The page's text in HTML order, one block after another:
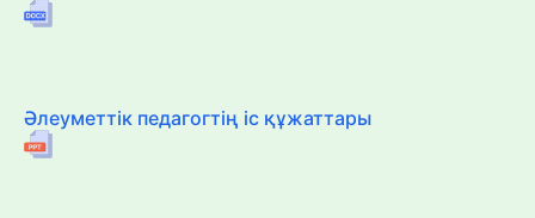
Әлеуметтік педагогтің іс құжаттары